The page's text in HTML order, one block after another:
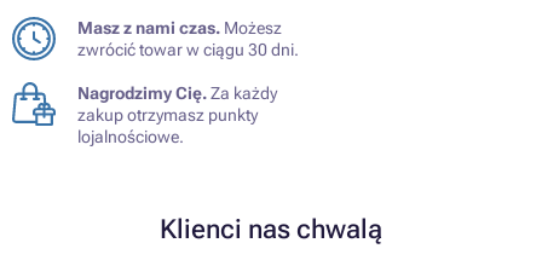
Masz z nami czas. Możesz
zwrócić towar w ciągu 30 dni.
Nagrodzimy Cię.Za każdy
zakup otrzymasz punkty
lojalnościowe.
Klienci nas chwalą